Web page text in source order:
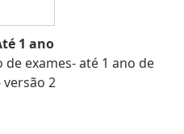
1 ano
de exames- até 1 ano de
versão 2